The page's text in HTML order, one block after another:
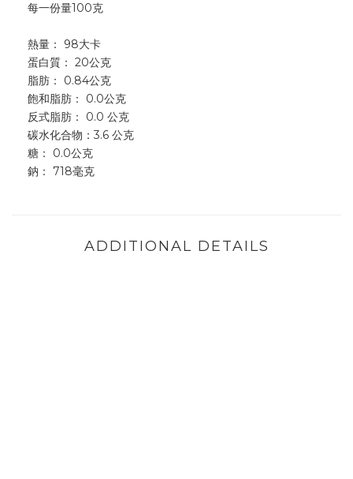
每一份量100克
熱量： 98大卡
蛋白質： 20公克
脂肪： 0.84公克
飽和脂肪： 0.0公克
反式脂肪： 0.0 公克
碳水化合物：3.6 公克
糖： 0.0公克
鈉： 718毫克
ADDITIONAL DETAILS